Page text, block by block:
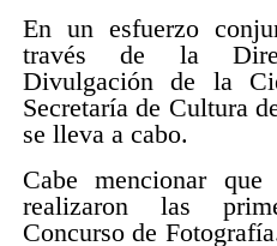
En un esfuerzo
través de la
Divulgación de la
Secretaría de Cultura
se lleva a cabo.
Cabe mencionar
realizaron las
Concurso de